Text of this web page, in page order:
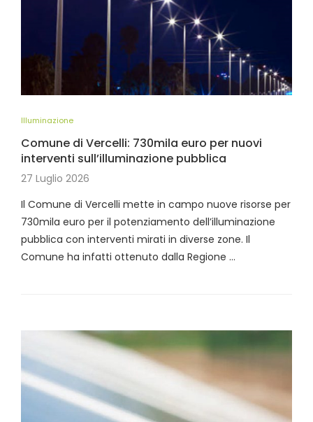
Illuminazione
Comune di Vercelli: 730mila euro per nuovi
interventi sull’illuminazione pubblica
27 Luglio 2026
Il Comune di Vercelli mette in campo nuove risorse per
730mila euro per il potenziamento dell’illuminazione
pubblica con interventi mirati in diverse zone. Il
Comune ha infatti ottenuto dalla Regione …